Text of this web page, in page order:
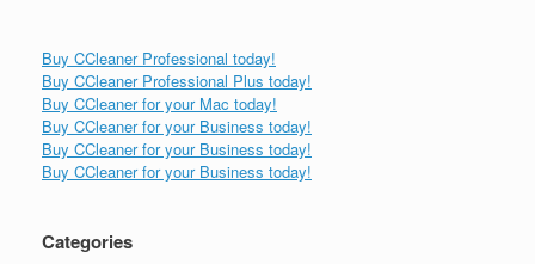
Buy CCleaner Professional today!
Buy CCleaner Professional Plus today!
Buy CCleaner for your Mac today!
Buy CCleaner for your Business today!
Buy CCleaner for your Business today!
Buy CCleaner for your Business today!
Categories